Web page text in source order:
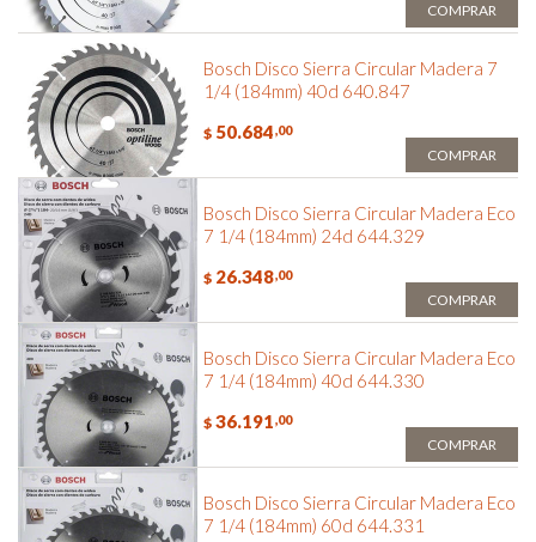
COMPRAR
Bosch Disco Sierra Circular Madera 7
1/4 (184mm) 40d 640.847
$ 50.684,00
COMPRAR
Bosch Disco Sierra Circular Madera Eco
7 1/4 (184mm) 24d 644.329
$ 26.348,00
COMPRAR
Bosch Disco Sierra Circular Madera Eco
7 1/4 (184mm) 40d 644.330
$ 36.191,00
COMPRAR
Bosch Disco Sierra Circular Madera Eco
7 1/4 (184mm) 60d 644.331